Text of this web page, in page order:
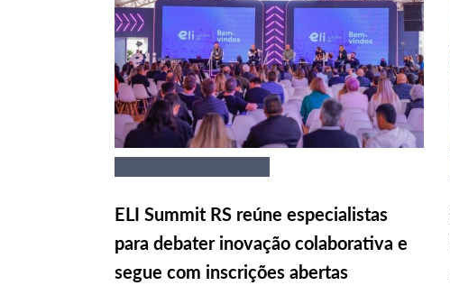
ELI Summit RS reúne especialistas
para debater inovação colaborativa e
segue com inscrições abertas